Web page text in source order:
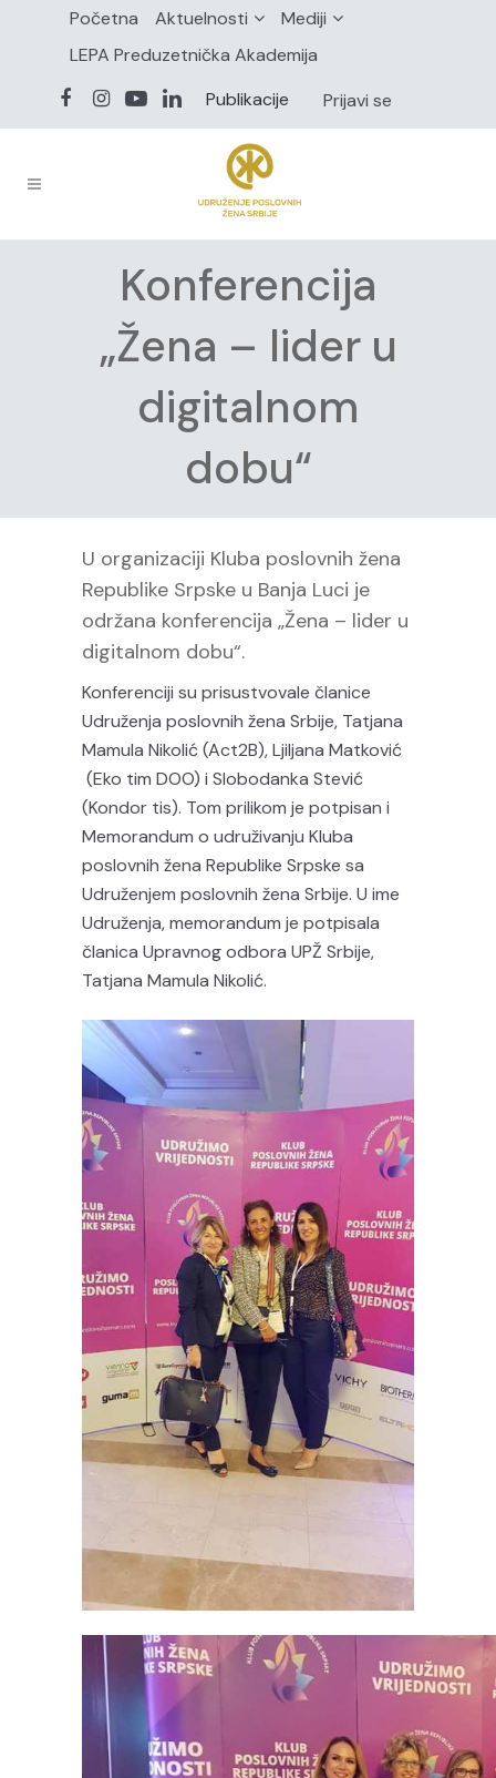
Početna Aktuelnosti
Mediji
LEPA Preduzetnička Akademija
Publikacije
Prijavi se
Konferencija
„Žena – lider u
digitalnom
dobu“
U organizaciji Kluba poslovnih žena
Republike Srpske u Banja Luci je
održana konferencija „Žena – lider u
digitalnom dobu“.
Konferenciji su prisustvovale članice
Udruženja poslovnih žena Srbije, Tatjana
Mamula Nikolić (Act2B), Ljiljana Matković
(Eko tim DOO) i Slobodanka Stević
(Kondor tis). Tom prilikom je potpisan i
Memorandum o udruživanju Kluba
poslovnih žena Republike Srpske sa
Udruženjem poslovnih žena Srbije. U ime
Udruženja, memorandum je potpisala
članica Upravnog odbora UPŽ Srbije,
Tatjana Mamula Nikolić.